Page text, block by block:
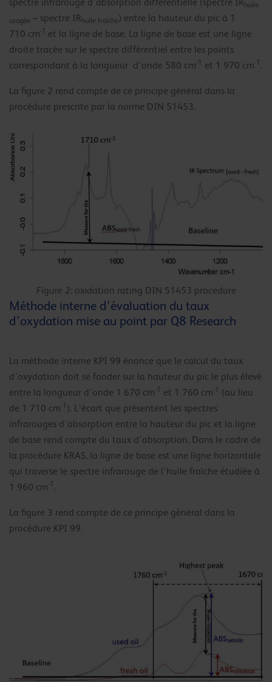
spectre infrarouge d’absorption différentielle (spectre IR huile
usagée – spectre IR huile fraîche) entre la hauteur du pic à 1
710 cm-1 et la ligne de base. La ligne de base est une ligne
droite tracée sur le spectre différentiel entre les points
correspondant à la longueur d’onde 580 cm-1 et 1 970 cm-1 .
La figure 2 rend compte de ce principe général dans la
procédure prescrite par la norme DIN 51453.
Figure 2: oxidation rating DIN 51453 procedure
Méthode interne d’évaluation du taux
d’oxydation mise au point par Q8 Research
La méthode interne KPI 99 énonce que le calcul du taux
d’oxydation doit se fonder sur la hauteur du pic le plus élevé
entre la longueur d’onde 1 670 cm-1 et 1 760 cm-1
(au lieu
de 1 710 cm-1 ). L’écart que présentent les spectres
infrarouges d’absorption entre la hauteur du pic et la ligne
de base rend compte du taux d’absorption. Dans le cadre de
la procédure KRAS, la ligne de base est une ligne horizontale
qui traverse le spectre infrarouge de l’huile fraîche étudiée à
1 960 cm-1 .
La figure 3 rend compte de ce principe général dans la
procédure KPI 99.